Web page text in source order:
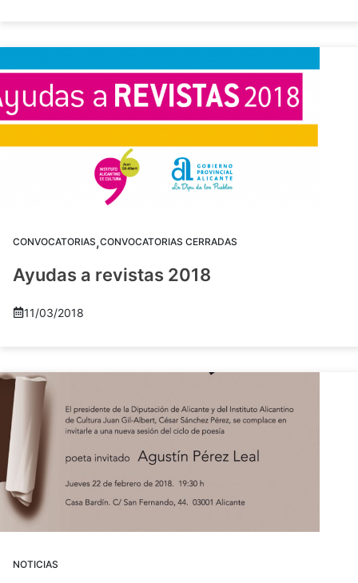
CONVOCATORIAS,CONVOCATORIAS CERRADAS
Ayudas a revistas 2018
11/03/2018
NOTICIAS